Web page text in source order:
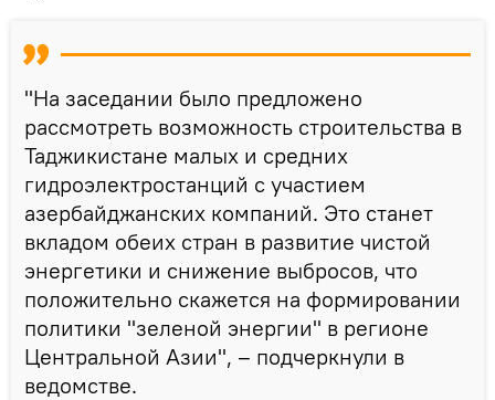
"На заседании было предложено
рассмотреть возможность строительства в
Таджикистане малых и средних
гидроэлектростанций с участием
азербайджанских компаний. Это станет
вкладом обеих стран в развитие чистой
энергетики и снижение выбросов, что
положительно скажется на формировании
политики "зеленой энергии" в регионе
Центральной Азии", – подчеркнули в
ведомстве.